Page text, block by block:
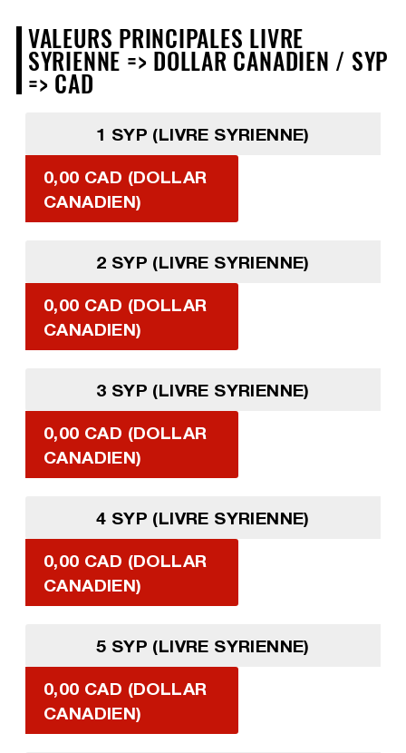
VALEURS PRINCIPALES LIVRE
SYRIENNE => DOLLAR CANADIEN / SYP
=> CAD
1 SYP (LIVRE SYRIENNE)
0,00 CAD (DOLLAR
CANADIEN)
2 SYP (LIVRE SYRIENNE)
0,00 CAD (DOLLAR
CANADIEN)
3 SYP (LIVRE SYRIENNE)
0,00 CAD (DOLLAR
CANADIEN)
4 SYP (LIVRE SYRIENNE)
0,00 CAD (DOLLAR
CANADIEN)
5 SYP (LIVRE SYRIENNE)
0,00 CAD (DOLLAR
CANADIEN)